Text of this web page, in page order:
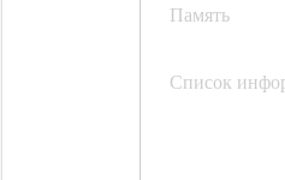
Память
Список